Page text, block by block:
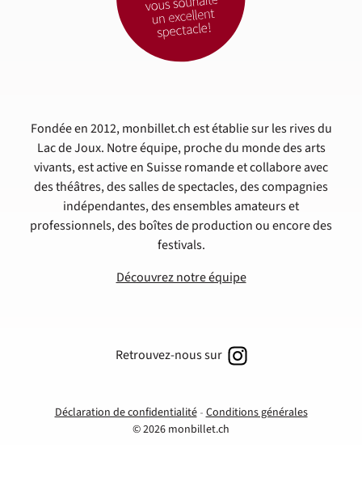
Fondée en 2012, monbillet.ch est établie sur les rives du
Lac de Joux. Notre équipe, proche du monde des arts
vivants, est active en Suisse romande et collabore avec
des théâtres, des salles de spectacles, des compagnies
indépendantes, des ensembles amateurs et
professionnels, des boîtes de production ou encore des
festivals.
Découvrez notre équipe
Déclaration de confidentialité Conditions générales
© 2026 monbillet.ch
Retrouvez-nous sur